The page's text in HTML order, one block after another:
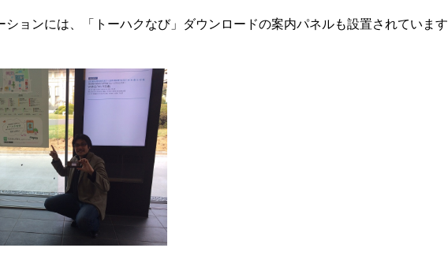
ションには、「トーハクなび」ダウンロードの案内パネルも設置されています